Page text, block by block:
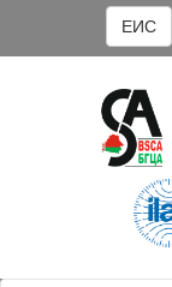
ЕИС